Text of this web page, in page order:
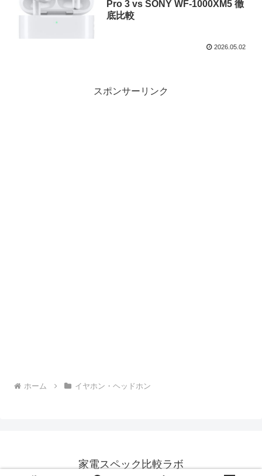
Pro 3 vs SONY WF-1000XM5 徹
底比較
2026.05.02
スポンサーリンク
ホーム イヤホン・ヘッドホン
家電スペック比較ラボ